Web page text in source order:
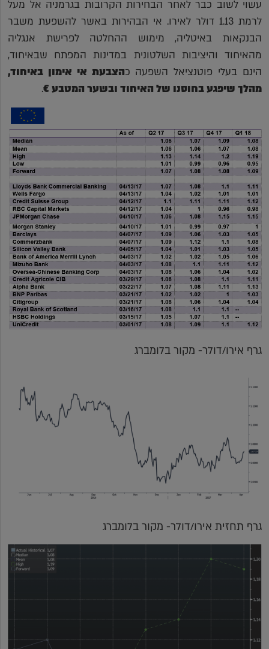
עשוי לשוב כבר לאחר הבחירות הקרובות בגרמניה אל מעל
לרמת 1.13 דולר לאירו. אי הבהירות באשר להשפעת משבר
הבנקאות באיטליה, מימוש ההחלטה לפרישת אנגליה
מהאיחוד והיציבות השלטונית במדינות המפתח שבאיחוד,
הינם בעלי פוטנציאל השפעה כהצבעת אי אימון באיחוד,
מהלך שיפגע בחוסנו של האיחוד ובשער המטבע €
.
גרף אירו/דולר- מקור בלומברג
גרף תחזית אירו/דולר- מקור בלומברג